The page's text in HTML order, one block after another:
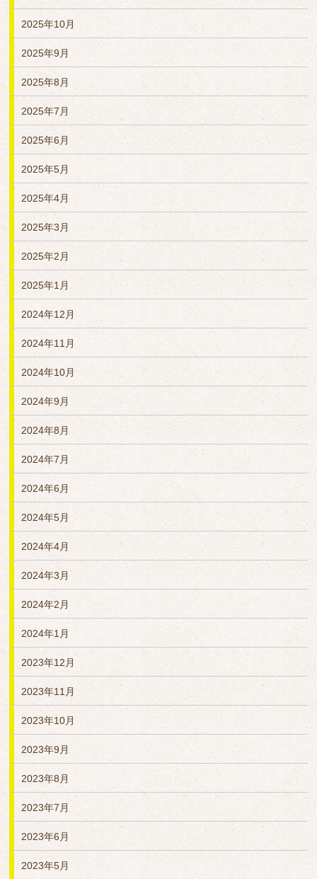
2025年10月
2025年9月
2025年8月
2025年7月
2025年6月
2025年5月
2025年4月
2025年3月
2025年2月
2025年1月
2024年12月
2024年11月
2024年10月
2024年9月
2024年8月
2024年7月
2024年6月
2024年5月
2024年4月
2024年3月
2024年2月
2024年1月
2023年12月
2023年11月
2023年10月
2023年9月
2023年8月
2023年7月
2023年6月
2023年5月